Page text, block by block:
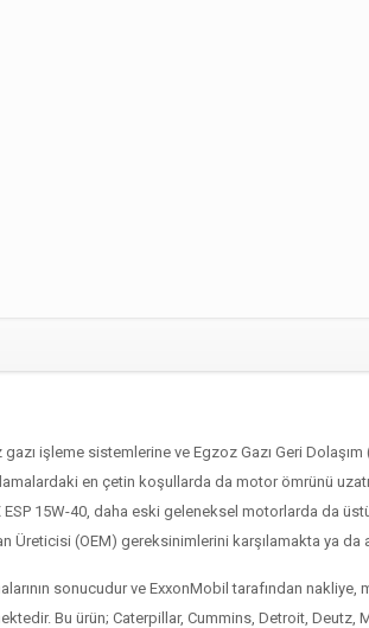
işleme sistemlerine ve Egzoz Gazı Geri Dolaşım
en çetin koşullarda da motor ömrünü
15W-40, daha eski geleneksel motorlarda da
Üreticisi (OEM) gereksinimlerini karşılamakta ya da
sonucudur ve ExxonMobil tarafından nakliye,
Bu ürün; Caterpillar, Cummins, Detroit, Deutz,